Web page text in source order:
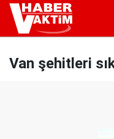
Van şehitleri